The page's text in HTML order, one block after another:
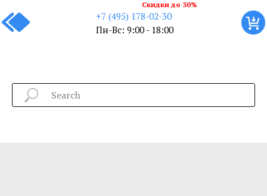
+7 (495) 178-02-30
Пн-Вс: 9:00 - 18:00
Скидки до 30%